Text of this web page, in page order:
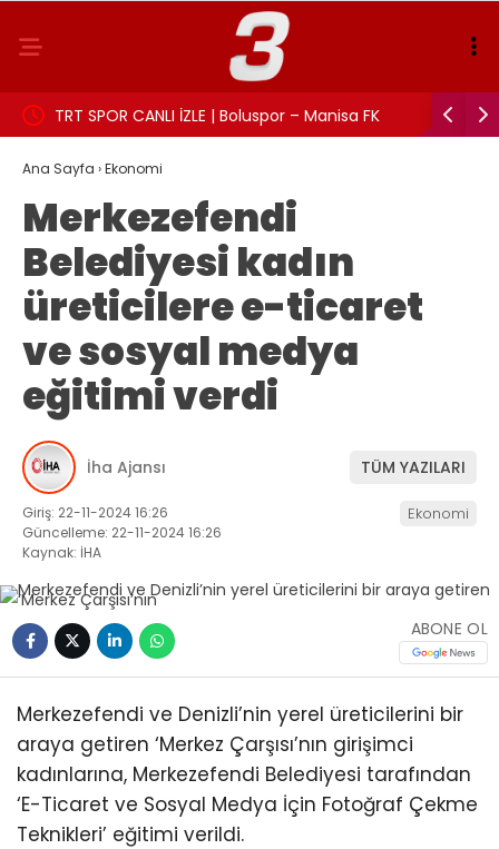
TRT SPOR CANLI İZLE | Boluspor – Manisa FK
maçı canlı yayın frekans ve izleme linki
Aslı
Ana Sayfa ›Ekonomi
Merkezefendi
Belediyesi kadın
üreticilere e-ticaret
ve sosyal medya
eğitimi verdi
İha Ajansı TÜM YAZILARI
Giriş: 22-11-2024 16:26
Güncelleme: 22-11-2024 16:26
Kaynak: İHA
Ekonomi
ABONE OL
Merkezefendi ve Denizli’nin yerel üreticilerini bir
araya getiren ‘Merkez Çarşısı’nın girişimci
kadınlarına, Merkezefendi Belediyesi tarafından
‘E-Ticaret ve Sosyal Medya İçin Fotoğraf Çekme
Teknikleri’ eğitimi verildi.